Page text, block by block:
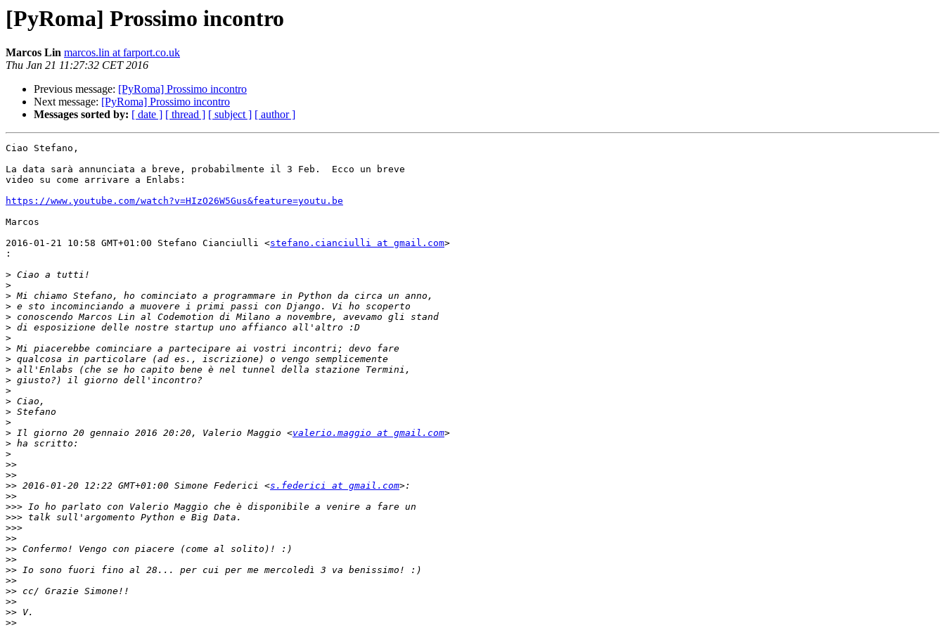
[PyRoma] Prossimo incontro
Marcos Lin marcos.lin at farport.co.uk
Thu Jan 21 11:27:32 CET 2016
Previous message: [PyRoma] Prossimo incontro
Next message: [PyRoma] Prossimo incontro
Messages sorted by: [ date ] [ thread ] [ subject ] [ author ]
Ciao Stefano,
La data sarà annunciata a breve, probabilmente il 3 Feb.  Ecco un breve
video su come arrivare a Enlabs:
https://www.youtube.com/watch?v=HIzO26W5Gus&feature=youtu.be
Marcos
2016-01-21 10:58 GMT+01:00 Stefano Cianciulli <stefano.cianciulli at gmail.com>
:
>
>
>
>
>
>
>
>
>
>
>
>
>
>
>
> Il giorno 20 gennaio 2016 20:20, Valerio Maggio <valerio.maggio at gmail.com
>
>
>>
>>
>> 2016-01-20 12:22 GMT+01:00 Simone Federici <s.federici at gmail.com
>>
>>>
>>>
>>>
>>
>>
>>
>>
>>
>>
>>
>>
>>